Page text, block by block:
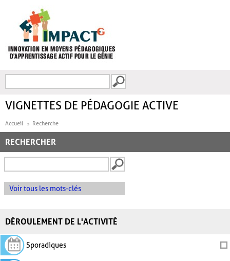
FORMULAIRE DE
VIGNETTES DE PÉDAGOGIE ACTIVE
Accueil Recherche
RECHERCHER
Voir tous les mots-clés
DÉROULEMENT DE L'ACTIVITÉ
Sporadiques